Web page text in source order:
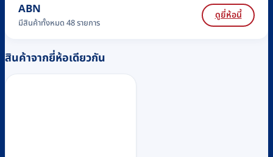
ABN
มีสินค้าทั้งหมด 48 รายการ
ดูยี่ห้อนี้
สินค้าจากยี่ห้อเดียวกัน